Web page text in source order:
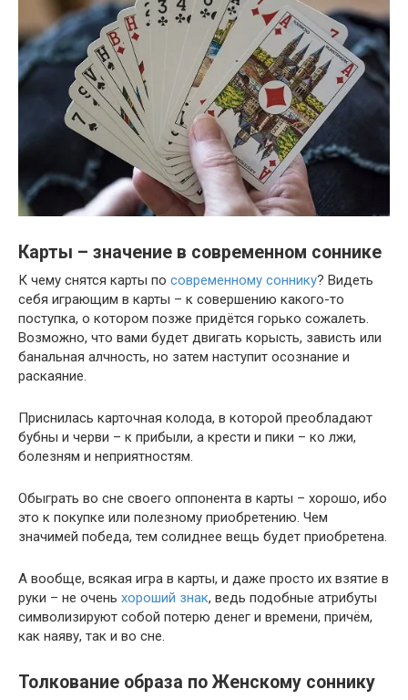
Карты – значение в современном соннике
К чему снятся карты по современному соннику? Видеть
себя играющим в карты – к совершению какого-то
поступка, о котором позже придётся горько сожалеть.
Возможно, что вами будет двигать корысть, зависть или
банальная алчность, но затем наступит осознание и
раскаяние.
Приснилась карточная колода, в которой преобладают
бубны и черви – к прибыли, а крести и пики – ко лжи,
болезням и неприятностям.
Обыграть во сне своего оппонента в карты – хорошо, ибо
это к покупке или полезному приобретению. Чем
значимей победа, тем солиднее вещь будет приобретена.
А вообще, всякая игра в карты, и даже просто их взятие в
руки – не очень хороший знак, ведь подобные атрибуты
символизируют собой потерю денег и времени, причём,
как наяву, так и во сне.
Толкование образа по Женскому соннику